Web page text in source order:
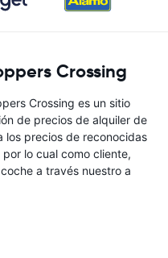
Crossing
Crossing es un sitio
de precios de alquiler de
los precios de reconocidas
lo cual como cliente,
a través nuestro a